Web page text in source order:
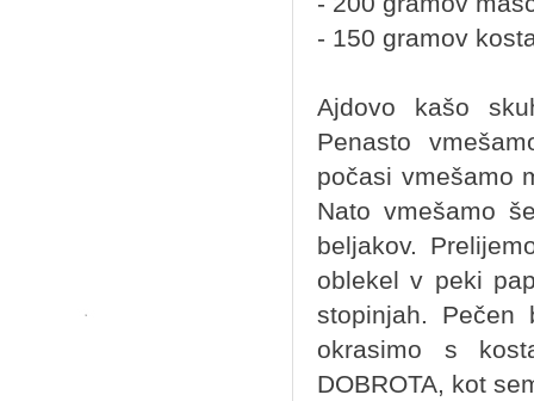
- 150 gramov
Ajdovo kašo
Penasto
počasi vmešamo
Nato vmešamo
beljakov.
oblekel v peki
stopinjah.
okrasimo s
DOBROTA, kot